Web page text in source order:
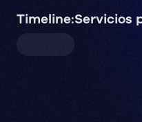
Timeline:Servicios